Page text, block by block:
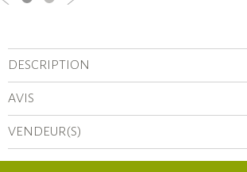
DESCRIPTION
AVIS
VENDEUR(S)